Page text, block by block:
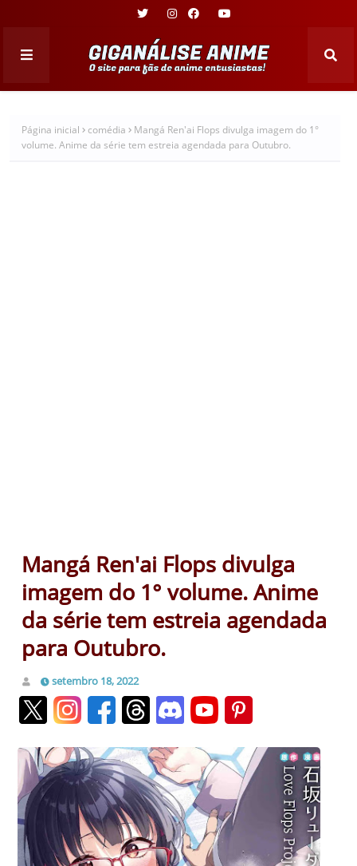
Página inicial comédia
Mangá Ren'ai Flops divulga imagem do 1°
volume. Anime da série tem estreia agendada para Outubro.
Mangá Ren'ai Flops divulga
imagem do 1° volume. Anime
da série tem estreia agendada
para Outubro.
setembro 18, 2022